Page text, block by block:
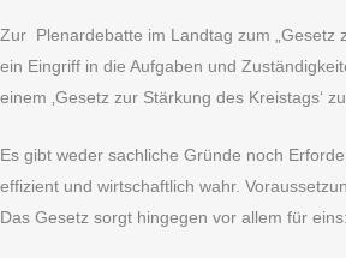
Zur Plenardebatte im Landtag zum „Gesetz
ein Eingriff in die Aufgaben und
einem ‚Gesetz zur Stärkung des Kreistags‘
Es gibt weder sachliche Gründe noch
effizient und wirtschaftlich wahr.
Das Gesetz sorgt hingegen vor allem für